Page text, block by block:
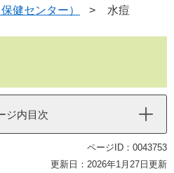
健センター） > 水痘
ジ内目次
ページID：0043753
更新日：2026年1月27日更新